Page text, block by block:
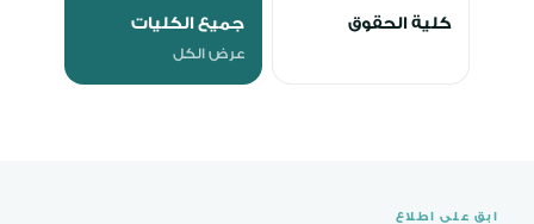
كلية الحقوق جميع الكليات
عرض الكل
ابق على اطلاع